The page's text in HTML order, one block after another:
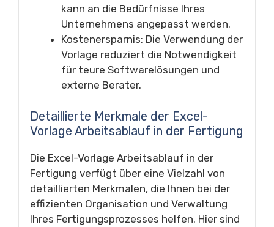
kann an die Bedürfnisse Ihres
Unternehmens angepasst werden.
Kostenersparnis: Die Verwendung der
Vorlage reduziert die Notwendigkeit
für teure Softwarelösungen und
externe Berater.
Detaillierte Merkmale der Excel-
Vorlage Arbeitsablauf in der Fertigung
Die Excel-Vorlage Arbeitsablauf in der
Fertigung verfügt über eine Vielzahl von
detaillierten Merkmalen, die Ihnen bei der
effizienten Organisation und Verwaltung
Ihres Fertigungsprozesses helfen. Hier sind